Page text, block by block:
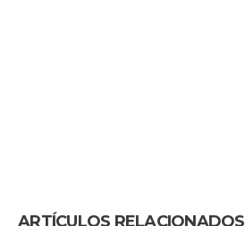
ARTÍCULOS RELACIONADOS